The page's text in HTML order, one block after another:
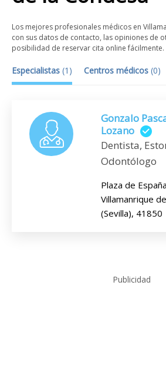
Los mejores profesionales médicos en
con sus datos de contacto, las opiniones de
posibilidad de reservar cita online fácilmente.
Especialistas (1 ) Centros médicos (0)
Gonzalo
Lozano
Dentista,
Odontólogo
Plaza de
Villamanrique
(Sevilla), 41850
Publicidad